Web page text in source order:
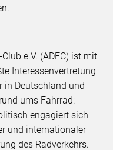
e.V. (ADFC) ist mit
Interessenvertretung
in Deutschland und
ums Fahrrad:
engagiert sich
und internationaler
des Radverkehrs.